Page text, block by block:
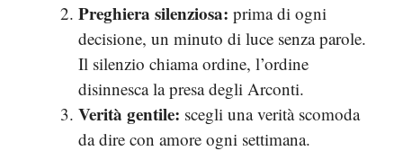
Preghiera silenziosa: prima di ogni
decisione, un minuto di luce senza parole.
Il silenzio chiama ordine, l’ordine
disinnesca la presa degli Arconti.
Verità gentile: scegli una verità scomoda
da dire con amore ogni settimana.